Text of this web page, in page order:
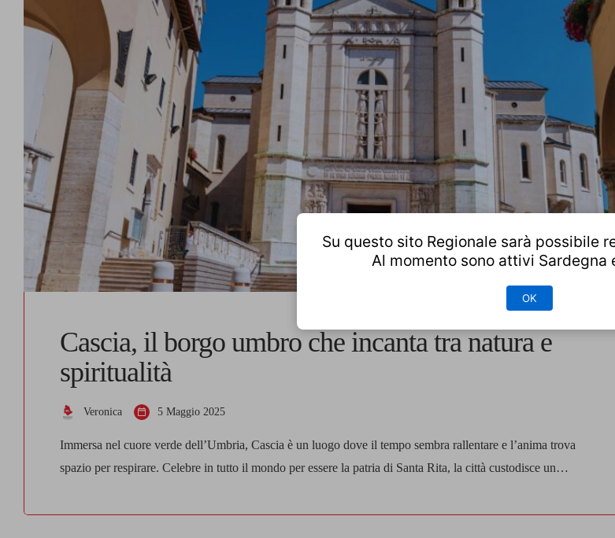
Cascia, il borgo umbro che incanta tra natura e
spiritualità
Veronica 5 Maggio 2025
Immersa nel cuore verde dell’Umbria, Cascia è un luogo dove il tempo sembra rallentare e l’anima trova
spazio per respirare. Celebre in tutto il mondo per essere la patria di Santa Rita, la città custodisce un
unisca introspezione, bellezza […]
Su questo sito Regionale sarà possibile
Al momento sono attivi Sardegna
OK